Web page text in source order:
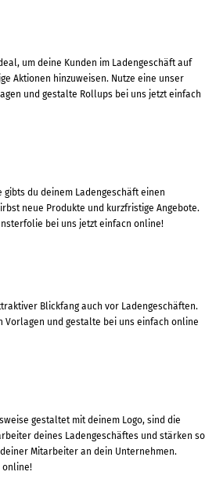
um deine Kunden im Ladengeschäft auf
Aktionen hinzuweisen. Nutze eine unser
und gestalte Rollups bei uns jetzt einfach
du deinem Ladengeschäft einen
neue Produkte und kurzfristige Angebote.
bei uns jetzt einfacn online!
Blickfang auch vor Ladengeschäften.
Vorlagen und gestalte bei uns einfach online
gestaltet mit deinem Logo, sind die
deines Ladengeschäftes und stärken so
Mitarbeiter an dein Unternehmen.
online!